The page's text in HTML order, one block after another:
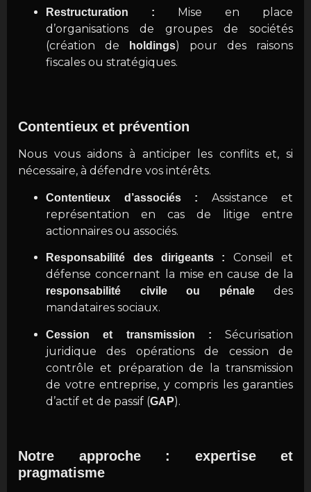
Restructuration :
Mise en place
d’organisations de groupes de sociétés
(création de
holdings) pour des raisons
fiscales ou stratégiques.
Contentieux et prévention
Nous vous aidons à anticiper les conflits et, si
nécessaire, à défendre vos intérêts.
Contentieux d’associés :
Assistance et
représentation en cas de litige entre
actionnaires ou associés.
Responsabilité des dirigeants :
Conseil et
défense concernant la mise en cause de la
responsabilité civile ou pénaledes
mandataires sociaux.
Cession et transmission :
Sécurisation
juridique des opérations de cession de
contrôle et préparation de la transmission
de votre entreprise, y compris les garanties
d’actif et de passif (GAP).
Notre approche : expertise et
pragmatisme